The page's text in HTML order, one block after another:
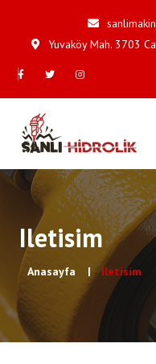
Yuvaköy Mah. 3703
Iletisim
Anasayfa Iletisim